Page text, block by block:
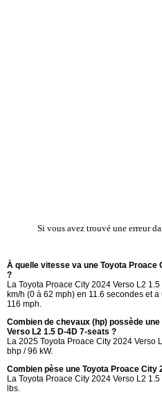
Si vous avez trouvé une erreur
À quelle vitesse va une Toyota Proace
?
La Toyota Proace City 2024 Verso L2
km/h (0 à 62 mph) en 11.6 secondes et
116 mph.
Combien de chevaux (hp) possède
Verso L2 1.5 D-4D 7-seats ?
La 2025 Toyota Proace City 2024 Verso
bhp / 96 kW.
Combien pèse une Toyota Proace City
La Toyota Proace City 2024 Verso L2
lbs.